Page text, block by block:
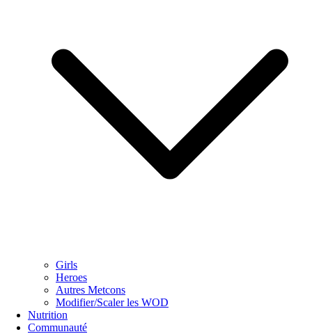
Girls
Heroes
Autres Metcons
Modifier/Scaler les WOD
Nutrition
Communauté